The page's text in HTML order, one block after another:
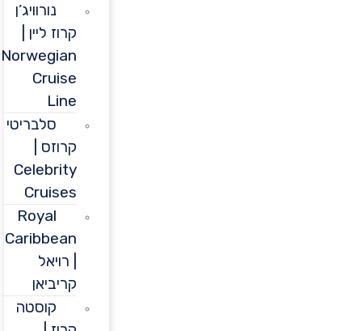
נורוויג’ן
קרוז ליין |
Norwegian
Cruise
סלבריטי
קרוזס |
Celebrity
Cruises
Royal
Caribbean
קריביאן
קוסטה